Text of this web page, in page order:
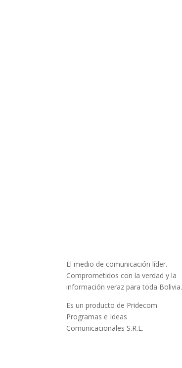
El medio de comunicación líder.
Comprometidos con la verdad y la
información veraz para toda Bolivia.
Es un producto de Pridecom
Programas e Ideas
Comunicacionales S.R.L.